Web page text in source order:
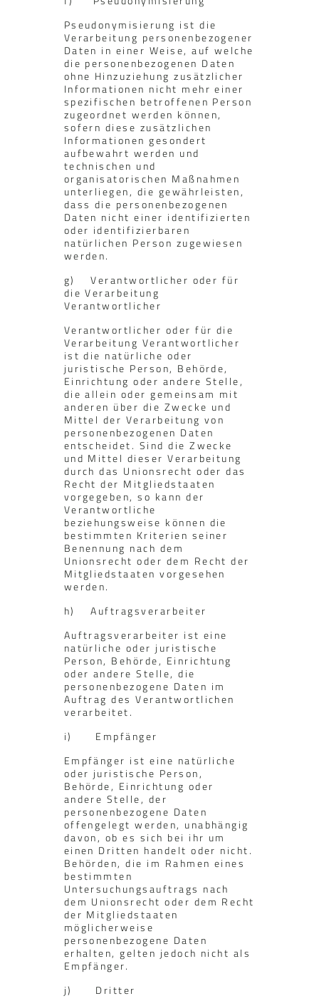
Pseudonymisierung ist die
Verarbeitung personenbezogener
Daten in einer Weise, auf welche
die personenbezogenen Daten
ohne Hinzuziehung zusätzlicher
Informationen nicht mehr einer
spezifischen betroffenen Person
zugeordnet werden können,
sofern diese zusätzlichen
Informationen gesondert
aufbewahrt werden und
technischen und
organisatorischen Maßnahmen
unterliegen, die gewährleisten,
dass die personenbezogenen
Daten nicht einer identifizierten
oder identifizierbaren
natürlichen Person zugewiesen
werden.
g) Verantwortlicher oder für
die Verarbeitung
Verantwortlicher
Verantwortlicher oder für die
Verarbeitung Verantwortlicher
ist die natürliche oder
juristische Person, Behörde,
Einrichtung oder andere Stelle,
die allein oder gemeinsam mit
anderen über die Zwecke und
Mittel der Verarbeitung von
personenbezogenen Daten
entscheidet. Sind die Zwecke
und Mittel dieser Verarbeitung
durch das Unionsrecht oder das
Recht der Mitgliedstaaten
vorgegeben, so kann der
Verantwortliche
beziehungsweise können die
bestimmten Kriterien seiner
Benennung nach dem
Unionsrecht oder dem Recht der
Mitgliedstaaten vorgesehen
werden.
h) Auftragsverarbeiter
Auftragsverarbeiter ist eine
natürliche oder juristische
Person, Behörde, Einrichtung
oder andere Stelle, die
personenbezogene Daten im
Auftrag des Verantwortlichen
verarbeitet.
i) Empfänger
Empfänger ist eine natürliche
oder juristische Person,
Behörde, Einrichtung oder
andere Stelle, der
personenbezogene Daten
offengelegt werden, unabhängig
davon, ob es sich bei ihr um
einen Dritten handelt oder nicht.
Behörden, die im Rahmen eines
bestimmten
Untersuchungsauftrags nach
dem Unionsrecht oder dem Recht
der Mitgliedstaaten
möglicherweise
personenbezogene Daten
erhalten, gelten jedoch nicht als
Empfänger.
j) Dritter